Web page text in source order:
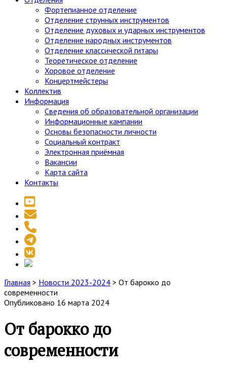
Фортепианное отделение
Отделение струнных инструментов
Отделение духовых и ударных инструментов
Отделение народных инструментов
Отделение классической гитары
Теоретическое отделение
Хоровое отделение
Концертмейстеры
Коллектив
Информация
Сведения об образовательной организации
Информационные кампании
Основы безопасности личности
Социальный контракт
Электронная приёмная
Вакансии
Карта сайта
Контакты
youtube
email
telegram
vk
social_icon_custom_1
Главная > Новости 2023-2024 > От барокко до
современности
Опубликовано 16 марта 2024
От барокко до
современности